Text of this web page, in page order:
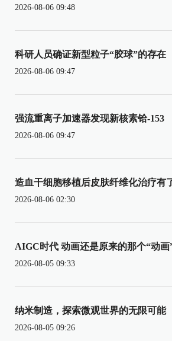
2026-08-06 09:48
科研人员确证新型粒子“胶球”的存在
2026-08-06 09:47
强流重离子加速器发现新核素铪-153
2026-08-06 09:47
造血干细胞移植后皮肤纤维化治疗有
2026-08-06 02:30
AIGC时代 动画还是原来的那个“动画
2026-08-05 09:33
纳米制造，探索微观世界的无限可能
2026-08-05 09:26